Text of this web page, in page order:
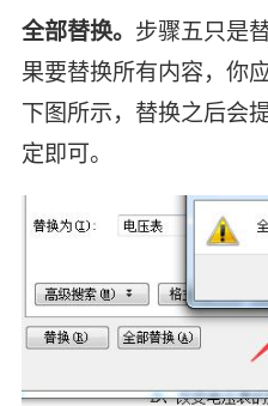
全部替换。 步骤五只是
果要替换所有内容，你
下图所示，替换之后会
定即可。